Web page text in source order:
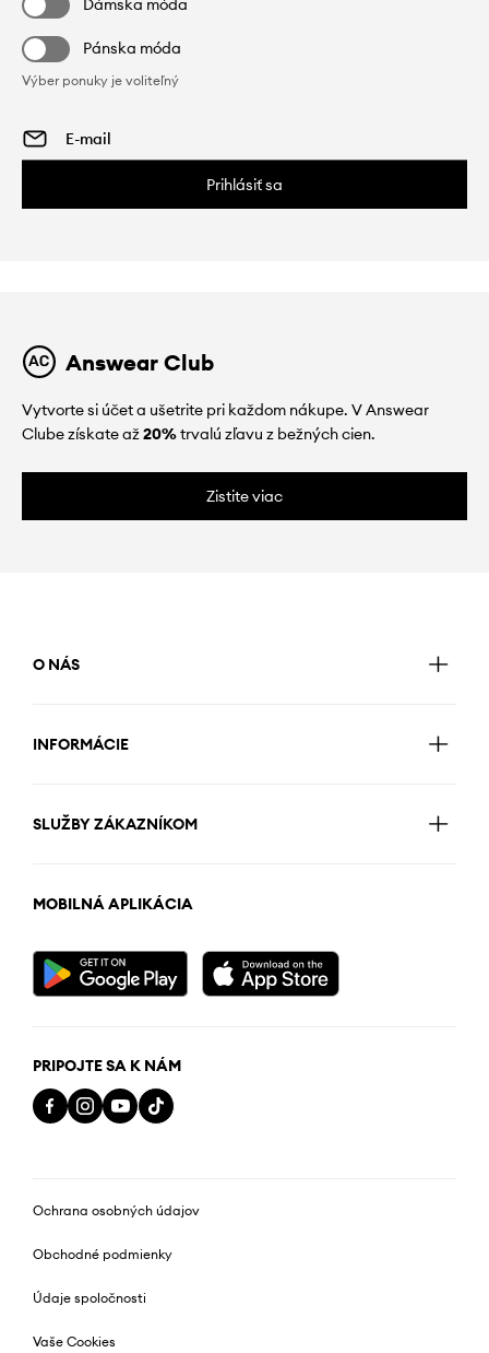
Dámska móda
Pánska móda
Výber ponuky je voliteľný
Prihlásiť sa
Answear Club
Vytvorte si účet a ušetrite pri každom nákupe. V Answear
Clube získate až20%trvalú zľavu z bežných cien.
Zistite viac
O NÁS
INFORMÁCIE
SLUŽBY ZÁKAZNÍKOM
MOBILNÁ APLIKÁCIA
PRIPOJTE SA K NÁM
Ochrana osobných údajov
Obchodné podmienky
Údaje spoločnosti
Vaše Cookies